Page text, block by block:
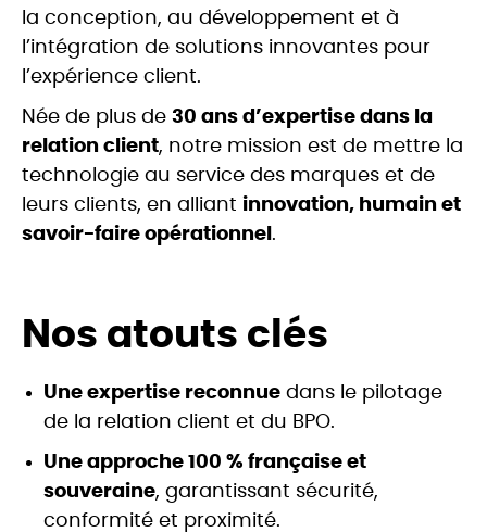
la conception, au développement et à
l’intégration de solutions innovantes pour
l’expérience client.
Née de plus de 30 ans d’expertise dans la
relation client, notre mission est de mettre la
technologie au service des marques et de
leurs clients, en alliant innovation, humain et
savoir-faire opérationnel .
Nos atouts clés
Une expertise reconnue dans le pilotage
de la relation client et du BPO.
Une approche 100 % française et
souveraine, garantissant sécurité,
conformité et proximité.